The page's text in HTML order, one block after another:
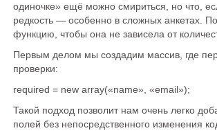
одиночке» ещё можно смириться, но что,
редкость — особенно в сложных анкетах.
функцию, чтобы она не зависела от
Первым делом мы создадим массив, где
проверки:
required = new array(«name», «email»);
Такой подход позволит нам очень легко
полей без непосредственного изменения